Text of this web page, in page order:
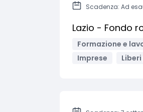
Scadenza: Ad
Lazio - Fondo
Formazione e
Imprese